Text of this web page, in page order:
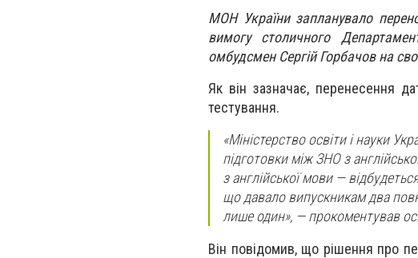
МОН України запланувало
вимогу столичного
омбудсмен Сергій Горбачов на
Як він зазначає, перенесення
тестування.
«Міністерство освіти і науки
підготовки між ЗНО з
з англійської мови —
що давало випускникам два
лише один», — прокоментував
Він повідомив, що рішення про